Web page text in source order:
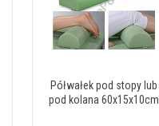
Półwałek pod stopy lub
pod kolana 60x15x10cm